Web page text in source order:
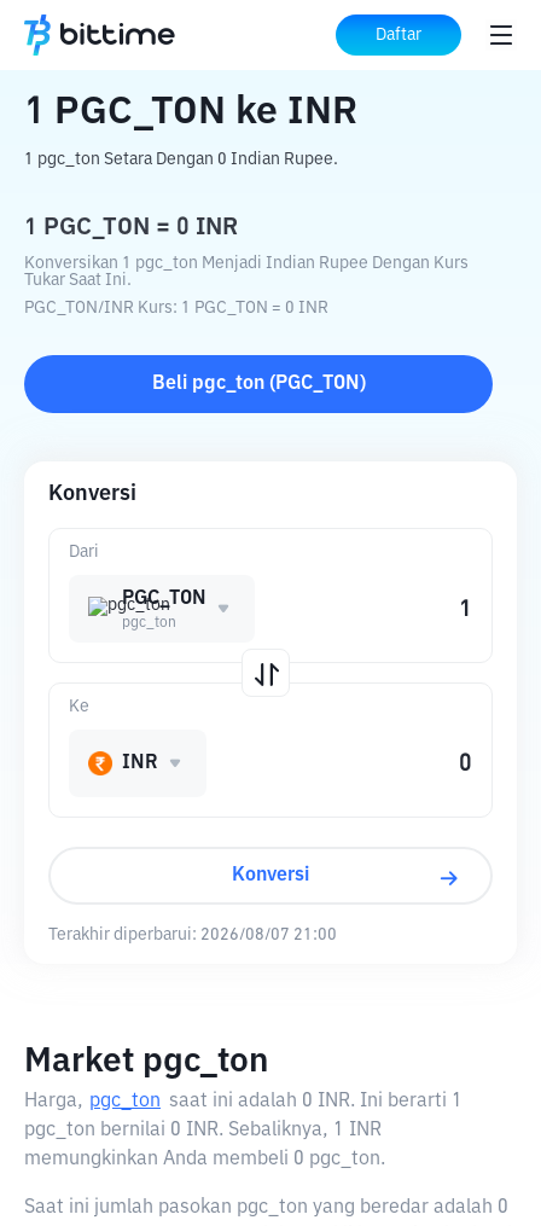
Daftar
Beranda Konverter Kripto PGC_TON ke INR
1 PGC_TON ke INR
1 pgc_ton Setara Dengan 0 Indian Rupee.
1 PGC_TON = 0 INR
Konversikan 1 pgc_ton Menjadi Indian Rupee Dengan Kurs
Tukar Saat Ini.
PGC_TON/INR Kurs: 1 PGC_TON = 0 INR
Beli pgc_ton( PGC_TON )
Konversi
Dari
PGC_TON
pgc_ton
Ke
INR
Konversi
Terakhir diperbarui: 2026/08/07 21:00
Market pgc_ton
Harga, pgc_ton saat ini adalah 0 INR. Ini berarti 1
pgc_ton bernilai 0 INR. Sebaliknya, 1 INR
memungkinkan Anda membeli 0 pgc_ton.
Saat ini jumlah pasokan pgc_ton yang beredar adalah 0